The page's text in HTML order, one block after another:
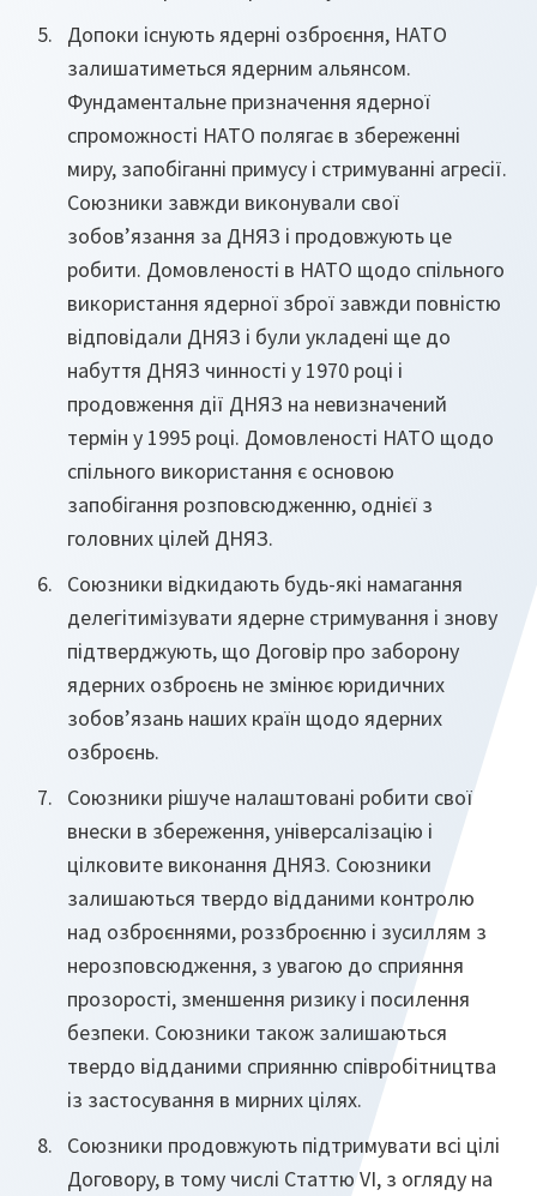
Допоки існують ядерні озброєння, НАТО
залишатиметься ядерним альянсом.
Фундаментальне призначення ядерної
спроможності НАТО полягає в збереженні
миру, запобіганні примусу і стримуванні агресії.
Союзники завжди виконували свої
зобов’язання за ДНЯЗ і продовжують це
робити. Домовленості в НАТО щодо спільного
використання ядерної зброї завжди повністю
відповідали ДНЯЗ і були укладені ще до
набуття ДНЯЗ чинності у 1970 році і
продовження дії ДНЯЗ на невизначений
термін у 1995 році. Домовленості НАТО щодо
спільного використання є основою
запобігання розповсюдженню, однієї з
головних цілей ДНЯЗ.
Союзники відкидають будь-які намагання
делегітимізувати ядерне стримування і знову
підтверджують, що Договір про заборону
ядерних озброєнь не змінює юридичних
зобов’язань наших країн щодо ядерних
озброєнь.
Союзники рішуче налаштовані робити свої
внески в збереження, універсалізацію і
цілковите виконання ДНЯЗ. Союзники
залишаються твердо відданими контролю
над озброєннями, роззброєнню і зусиллям з
нерозповсюдження, з увагою до сприяння
прозорості, зменшення ризику і посилення
безпеки. Союзники також залишаються
твердо відданими сприянню співробітництва
із застосування в мирних цілях.
Союзники продовжують підтримувати всі цілі
Договору, в тому числі Статтю VI, з огляду на